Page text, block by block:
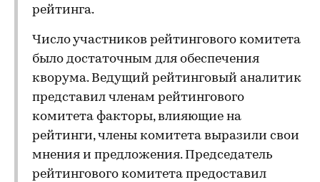
рейтинга.
Число участников рейтингового комитета
было достаточным для обеспечения
кворума. Ведущий рейтинговый аналитик
представил членам рейтингового
комитета факторы, влияющие на
рейтинги, члены комитета выразили свои
мнения и предложения. Председатель
рейтингового комитета предоставил